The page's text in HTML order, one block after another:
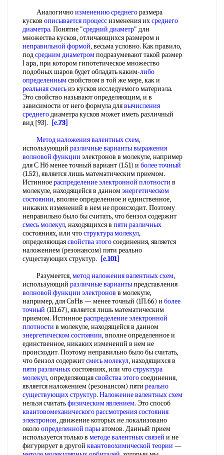
Аналогичноизменению среднегоразмера
кусков описывается процессизменения ихсреднего
диаметра. Понятие "средний диаметр" длн
множества кусков, отличающихся размером и
неправильной формой, весьма условно. Как правило,
подсредним диаметромподразумевают такой размер
l apa, при котором гипотетическое множество
подобных шаров будет обладать каким-либо
определеннымсвойством в той же мере, как и
реальная смесьиэ кусков исследуемого материэла.
Это свойство называют определяющим, и в
зависимости от него формула длявычисления
среднегодиаметра кусков может иметь различный
вид [93].
[c.73]
Метод наложения валентных схем,
использующий различные вариантывыражения
волновой функции электронов в молекуле, например
для С Нб менее точный вариант (1.51) и более точный
(1.52), является лишь математическим приемом.
Истинноераспределение электронной плотности в
молекуле, находящейся в данномэнергетическом
состоянии, вполне определенное и единственное,
никаких изменений в нем не происходит. Поэтому
неправильно было бы считать, что бензол содержит
смесь молекул, находящихся в пяти различных
состояниях, или чтоструктура молекул,
определяющаясвойства этогосоединения, является
наложением (резонансом) пяти реально
сущестаующих структур.
[c.101]
Разумеется,метод наложения валентных схем,
использующий различные вариантыпредставления
волновой функции электронов в молекуле,
например, для СвНв — менее точный (1П.66) и более
точный (111.67), является лишь математическим
приемом. Истинноераспределение электронной
плотности в молекуле, находящейся в данном
энергетическом состоянии, вполне определенное и
единственное, никаких изменений в нем не
происходит. Поэтому неправильно было бы считать,
что бензол содержитсмесь молекул, находящихся в
пяти различныхсостояниях, или чтоструктура
молекул, определяющаясвойства этогосоединения,
является наложением (резонансом) пяти реально
существующих структур. Наложение валентных схем
нельзя считатьфизическим явлением. Это способ
квантовомеханического рассмотрениясостояния
электронов, движение которых не локализовано
околоопределенной парыатомов. Данный прием
используется только в методе валентных связей и не
фигурирует в другой квантовохимической теории —